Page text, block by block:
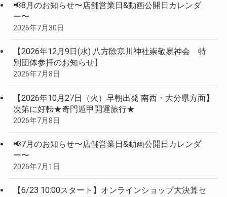
📢8月のお知らせ〜店舗営業日&動画公開日カレンダ
ー〜
2026年7月30日
【2026年12月9日(水) 八方除寒川神社崇敬易神会 特
別団体参拝のお知らせ】
2026年7月8日
【2026年10月27日（火）早朝出発 南西・大分県方面】
次第に好転★奇門遁甲開運旅行★
2026年7月8日
📢7月のお知らせ〜店舗営業日&動画公開日カレンダ
ー〜
2026年7月1日
【6/23 10:00スタート】オンラインショップ大決算セ